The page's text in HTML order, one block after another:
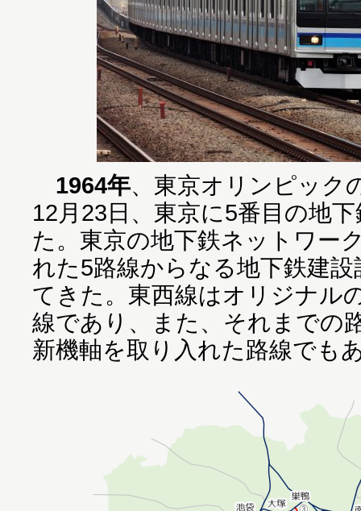
1964年、東京オリンピック
12月23日、東京に5番目の地
た。東京の地下鉄ネットワー
れた5路線からなる地下鉄建
てきた。東西線はオリジナル
線であり、また、それまでの
新機軸を取り入れた路線でも